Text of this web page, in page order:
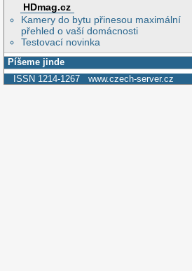
HDmag.cz
Kamery do bytu přinesou maximální
přehled o vaší domácnosti
Testovací novinka
Píšeme jinde
ISSN 1214-1267 www.czech-server.cz